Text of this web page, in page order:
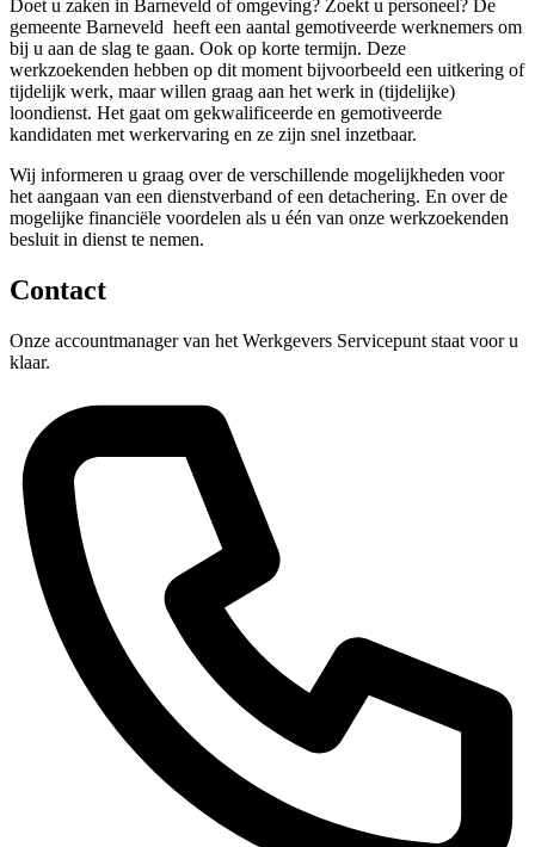
Doet u zaken in Barneveld of omgeving? Zoekt u personeel? De
gemeente Barneveld heeft een aantal gemotiveerde werknemers om
bij u aan de slag te gaan. Ook op korte termijn. Deze
werkzoekenden hebben op dit moment bijvoorbeeld een uitkering of
tijdelijk werk, maar willen graag aan het werk in (tijdelijke)
loondienst. Het gaat om gekwalificeerde en gemotiveerde
kandidaten met werkervaring en ze zijn snel inzetbaar.
Wij informeren u graag over de verschillende mogelijkheden voor
het aangaan van een dienstverband of een detachering. En over de
mogelijke financiële voordelen als u één van onze werkzoekenden
besluit in dienst te nemen.
Contact
Onze accountmanager van het Werkgevers Servicepunt staat voor u
klaar.